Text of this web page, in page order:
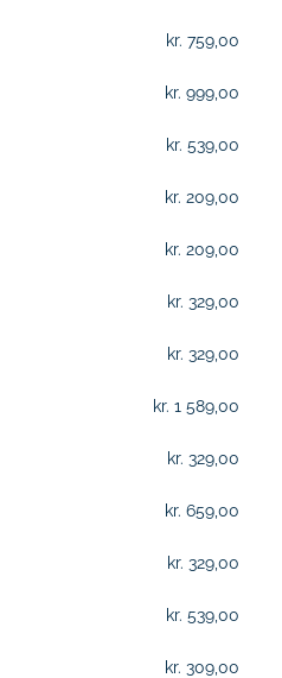
kr. 759,00
kr. 999,00
kr. 539,00
kr. 209,00
kr. 209,00
kr. 329,00
kr. 329,00
kr. 1 589,00
kr. 329,00
kr. 659,00
kr. 329,00
kr. 539,00
kr. 309,00